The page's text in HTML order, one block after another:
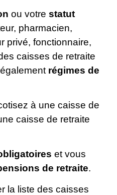
ou votre statut
pharmacien,
privé, fonctionnaire,
caisses de retraite
régimes de
à une caisse de
caisse de retraite
et vous
de retraite.
la liste des caisses